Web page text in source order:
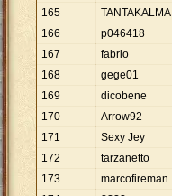
165
TANTAKALMA
166
p046418
167
fabrio
168
gege01
169
dicobene
170
Arrow92
171
Sexy Jey
172
tarzanetto
173
marcofireman